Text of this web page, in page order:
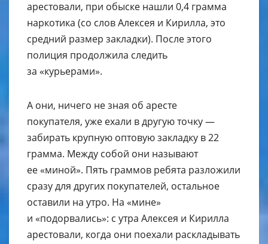
арестовали, при обыске нашли 0,4 грамма
наркотика (со слов Алексея и Кирилла, это
средний размер закладки). После этого
полиция продолжила следить
за «курьерами».
А они, ничего не зная об аресте
покупателя, уже ехали в другую точку —
забирать крупную оптовую закладку в 22
грамма. Между собой они называют
ее «миной». Пять граммов ребята разложили
сразу для других покупателей, остальное
оставили на утро. На «мине»
и «подорвались»: с утра Алексея и Кирилла
арестовали, когда они поехали раскладывать